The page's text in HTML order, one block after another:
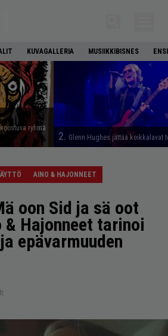
KUVAGALLERIA MUSIIKKIBISNES
ryhmä
2. Glenn Hughes jättää keikkalavat
AINO & HAJONNEET
oon Sid ja sä oot
& Hajonneet tarinoi
epävarmuuden